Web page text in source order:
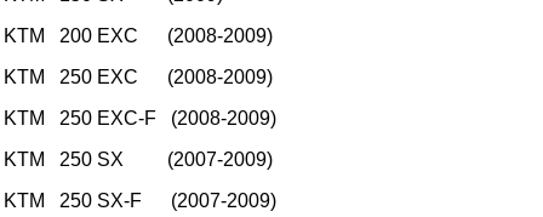
KTM
200 EXC
(2008-2009)
KTM
250 EXC
(2008-2009)
KTM
250 EXC-F
(2008-2009)
KTM
250 SX
(2007-2009)
KTM
250 SX-F
(2007-2009)